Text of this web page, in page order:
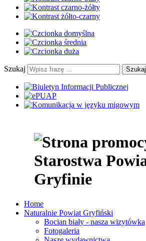
Szukaj Szukaj
Home
Naturalnie Powiat Gryfiński
Bocian biały - nasza wizytówka
Fotogaleria